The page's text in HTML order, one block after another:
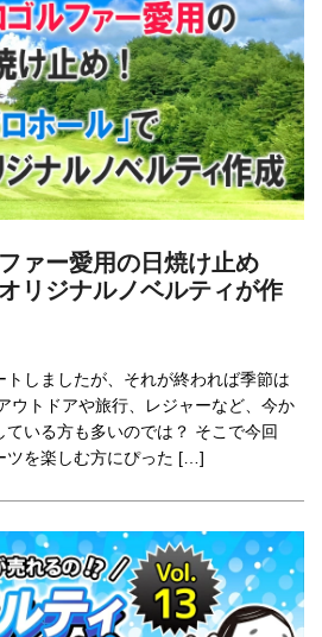
ァー愛用の日焼け止め
リジナルノベルティが作
しましたが、それが終われば季節は
ウトドアや旅行、レジャーなど、今か
いる方も多いのでは？ そこで今回
ツを楽しむ方にぴった […]